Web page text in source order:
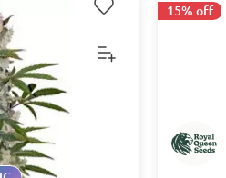
15% off